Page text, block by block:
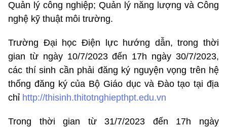
Quản lý công nghiệp; Quản lý năng lượng và Công
nghệ kỹ thuật môi trường.
Trường Đại học Điện lực hướng dẫn, trong thời
gian từ ngày 10/7/2023 đến 17h ngày 30/7/2023,
các thí sinh cần phải đăng ký nguyện vọng trên hệ
thống đăng ký của Bộ Giáo dục và Đào tạo tại địa
chỉ http://thisinh.thitotnghiepthpt.edu.vn
Trong thời gian từ 31/7/2023 đến 17h ngày